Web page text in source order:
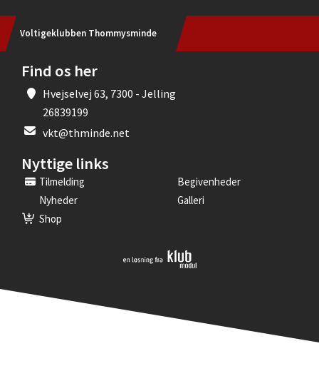
Voltigeklubben Thommysminde
Find os her
Hvejselvej 63, 7300 - Jelling
26839199
vkt@thminde.net
Nyttige links
Tilmelding
Begivenheder
Nyheder
Galleri
Shop